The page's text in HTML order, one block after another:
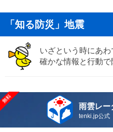
「知る防災」地震
いざという時にあわ
確かな情報と行動
雨雲レー
tenki.jp公式